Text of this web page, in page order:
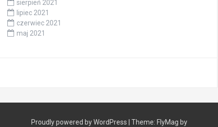
sierpień 2021
lipiec 2021
czerwiec 2021
maj 2021
Proudly powered by WordPress | Theme: FlyMag by